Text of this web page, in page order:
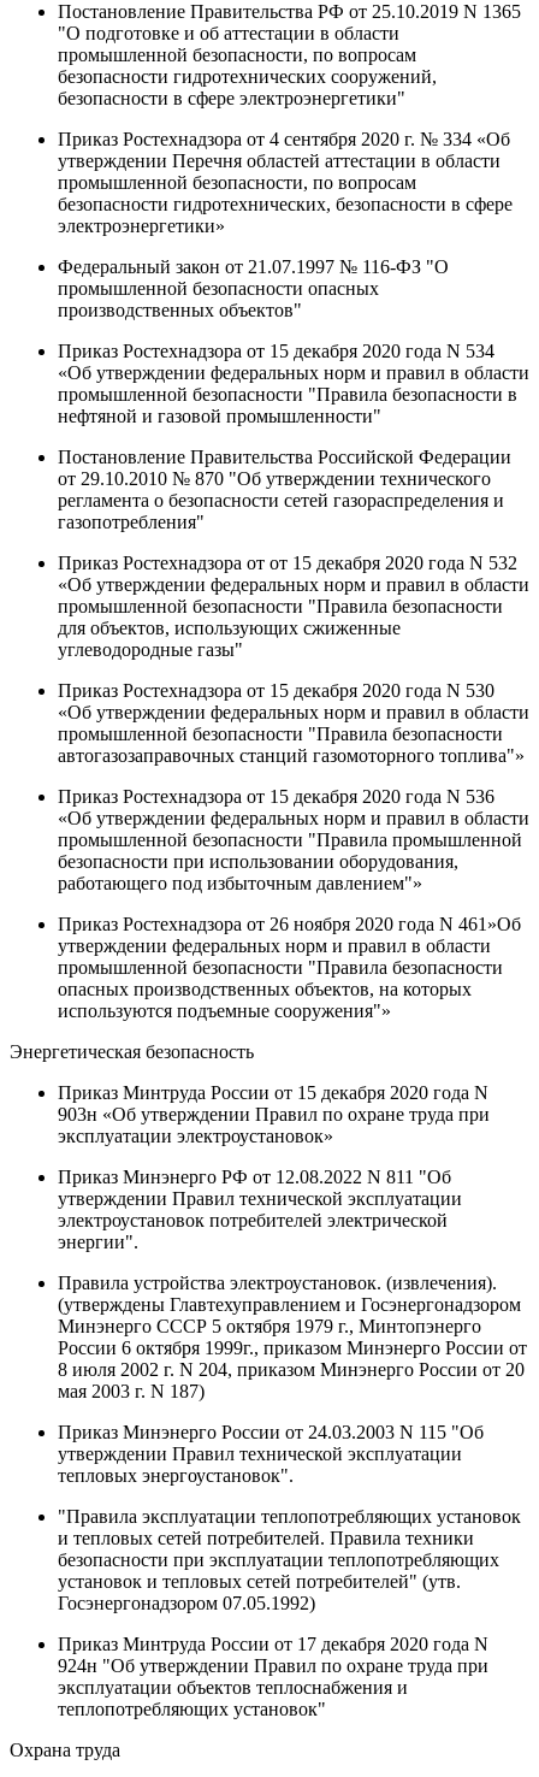
Постановление Правительства РФ от 25.10.2019 N 1365
"О подготовке и об аттестации в области
промышленной безопасности, по вопросам
безопасности гидротехнических сооружений,
безопасности в сфере электроэнергетики"
Приказ Ростехнадзора от 4 сентября 2020 г. № 334 «Об
утверждении Перечня областей аттестации в области
промышленной безопасности, по вопросам
безопасности гидротехнических, безопасности в сфере
электроэнергетики»
Федеральный закон от 21.07.1997 № 116-ФЗ "О
промышленной безопасности опасных
производственных объектов"
Приказ Ростехнадзора от 15 декабря 2020 года N 534
«Об утверждении федеральных норм и правил в области
промышленной безопасности "Правила безопасности в
нефтяной и газовой промышленности"
Постановление Правительства Российской Федерации
от 29.10.2010 № 870 "Об утверждении технического
регламента о безопасности сетей газораспределения и
газопотребления"
Приказ Ростехнадзора от от 15 декабря 2020 года N 532
«Об утверждении федеральных норм и правил в области
промышленной безопасности "Правила безопасности
для объектов, использующих сжиженные
углеводородные газы"
Приказ Ростехнадзора от 15 декабря 2020 года N 530
«Об утверждении федеральных норм и правил в области
промышленной безопасности "Правила безопасности
автогазозаправочных станций газомоторного топлива"»
Приказ Ростехнадзора от 15 декабря 2020 года N 536
«Об утверждении федеральных норм и правил в области
промышленной безопасности "Правила промышленной
безопасности при использовании оборудования,
работающего под избыточным давлением"»
Приказ Ростехнадзора от 26 ноября 2020 года N 461»Об
утверждении федеральных норм и правил в области
промышленной безопасности "Правила безопасности
опасных производственных объектов, на которых
используются подъемные сооружения"»
Энергетическая безопасность
Приказ Минтруда России от 15 декабря 2020 года N
903н «Об утверждении Правил по охране труда при
эксплуатации электроустановок»
Приказ Минэнерго РФ от 12.08.2022 N 811 "Об
утверждении Правил технической эксплуатации
электроустановок потребителей электрической
энергии".
Правила устройства электроустановок. (извлечения).
(утверждены Главтехуправлением и Госэнергонадзором
Минэнерго СССР 5 октября 1979 г., Минтопэнерго
России 6 октября 1999г., приказом Минэнерго России от
8 июля 2002 г. N 204, приказом Минэнерго России от 20
мая 2003 г. N 187)
Приказ Минэнерго России от 24.03.2003 N 115 "Об
утверждении Правил технической эксплуатации
тепловых энергоустановок".
"Правила эксплуатации теплопотребляющих установок
и тепловых сетей потребителей. Правила техники
безопасности при эксплуатации теплопотребляющих
установок и тепловых сетей потребителей" (утв.
Госэнергонадзором 07.05.1992)
Приказ Минтруда России от 17 декабря 2020 года N
924н "Об утверждении Правил по охране труда при
эксплуатации объектов теплоснабжения и
теплопотребляющих установок"
Охрана труда